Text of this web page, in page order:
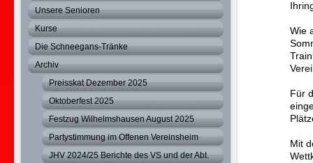
Unsere Senioren
Kurse
Die Schneegans-Tränke
Archiv
Preisskat Dezember 2025
Oktoberfest 2025
Festzug Wilhelmshausen August 2025
Partystimmung im Offenen Vereinsheim
JHV 2024/25 Berichte des VS und der Abt.
Wie
Für
Mit